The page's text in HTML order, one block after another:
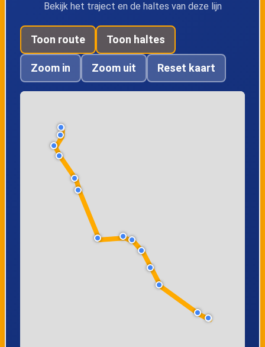
Bekijk het traject en de haltes van deze lijn
Toon route Toon haltes
Zoom in Zoom uit Reset kaart